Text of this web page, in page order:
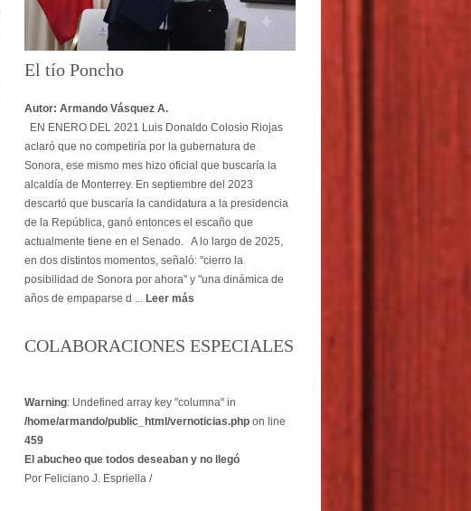
El tío Poncho
Autor: Armando Vásquez A.
EN ENERO DEL 2021 Luis Donaldo Colosio Riojas
aclaró que no competiría por la gubernatura de
Sonora, ese mismo mes hizo oficial que buscaría la
alcaldía de Monterrey. En septiembre del 2023
descartó que buscaría la candidatura a la presidencia
de la República, ganó entonces el escaño que
actualmente tiene en el Senado. A lo largo de 2025,
en dos distintos momentos, señaló: "cierro la
posibilidad de Sonora por ahora" y "una dinámica de
años de empaparse d ... Leer más
COLABORACIONES ESPECIALES
Warning: Undefined array key "columna" in
/home/armando/public_html/vernoticias.php on line
459
El abucheo que todos deseaban y no llegó
Por Feliciano J. Espriella /